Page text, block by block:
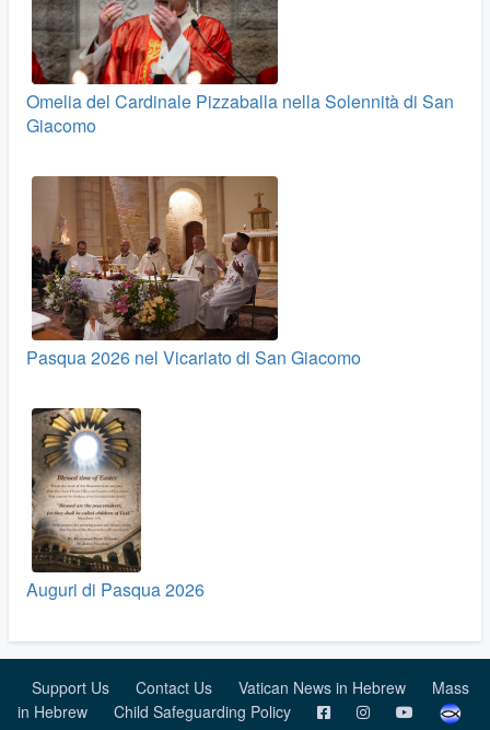
Omelia del Cardinale Pizzaballa nella Solennità di San
Giacomo
Pasqua 2026 nel Vicariato di San Giacomo
Auguri di Pasqua 2026
Support Us Contact Us Vatican News in Hebrew
Mass
in Hebrew
Child Safeguarding Policy